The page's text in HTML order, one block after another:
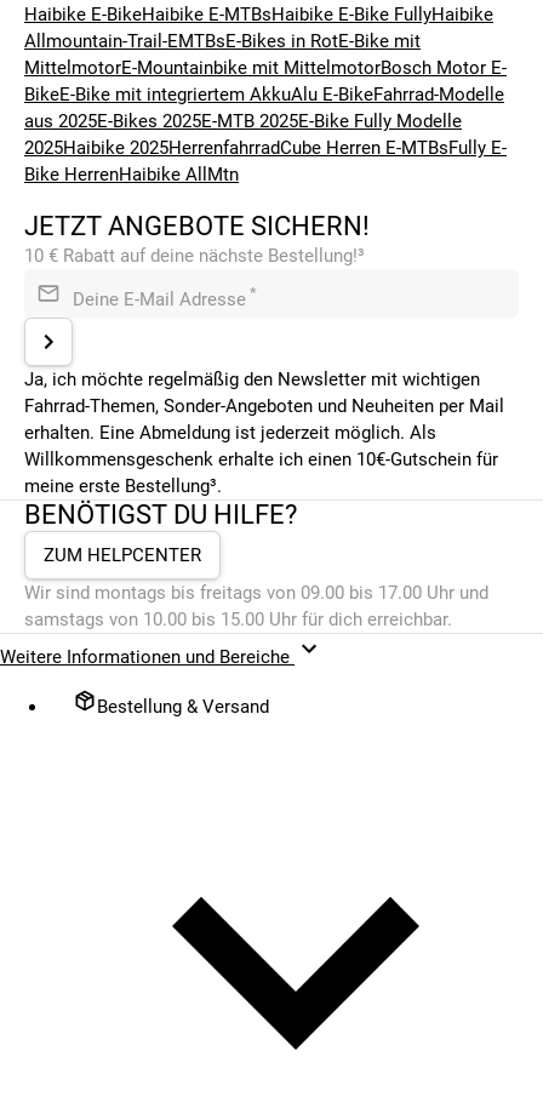
Haibike E-BikeHaibike E-MTBsHaibike E-Bike FullyHaibike
Allmountain-Trail-EMTBsE-Bikes in RotE-Bike mit
MittelmotorE-Mountainbike mit MittelmotorBosch Motor E-
BikeE-Bike mit integriertem AkkuAlu E-BikeFahrrad-Modelle
aus 2025E-Bikes 2025E-MTB 2025E-Bike Fully Modelle
2025Haibike 2025HerrenfahrradCube Herren E-MTBsFully E-
Bike HerrenHaibike AllMtn
JETZT ANGEBOTE SICHERN!
10 € Rabatt auf deine nächste Bestellung!³
Deine E-Mail Adresse *
Ja, ich möchte regelmäßig den Newsletter mit wichtigen
Fahrrad-Themen, Sonder-Angeboten und Neuheiten per Mail
erhalten. Eine Abmeldung ist jederzeit möglich. Als
Willkommensgeschenk erhalte ich einen 10€-Gutschein für
meine erste Bestellung³.
BENÖTIGST DU HILFE?
ZUM HELPCENTER
Wir sind montags bis freitags von 09.00 bis 17.00 Uhr und
samstags von 10.00 bis 15.00 Uhr für dich erreichbar.
Weitere Informationen und Bereiche
Bestellung & Versand